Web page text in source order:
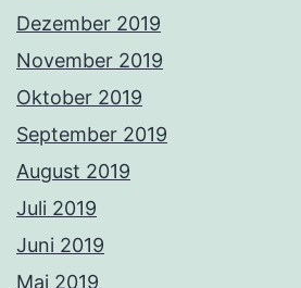
Dezember 2019
November 2019
Oktober 2019
September 2019
August 2019
Juli 2019
Juni 2019
Mai 2019